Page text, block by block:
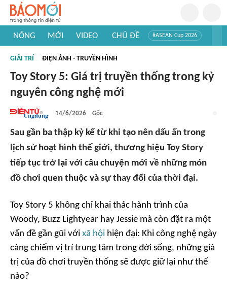
NÓNG MỚI VIDEO CHỦ ĐỀ #ASEAN Cup 2026
#Khám phá thế giới
GIẢI TRÍ ĐIỆN ẢNH - TRUYỀN HÌNH
Toy Story 5: Giá trị truyền thống trong kỷ
nguyên công nghệ mới
14/6/2026 Gốc
Sau gần ba thập kỷ kể từ khi tạo nên dấu ấn trong
lịch sử hoạt hình thế giới, thương hiệu Toy Story
tiếp tục trở lại với câu chuyện mới về những món
đồ chơi quen thuộc và sự thay đổi của thời đại.
Toy Story 5 không chỉ khai thác hành trình của
Woody, Buzz Lightyear hay Jessie mà còn đặt ra một
vấn đề gần gũi với xã hội hiện đại: Khi công nghệ ngày
càng chiếm vị trí trung tâm trong đời sống, những giá
trị của đồ chơi truyền thống sẽ được giữ lại như thế
nào?